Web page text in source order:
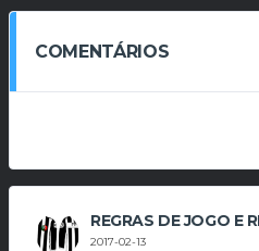
COMENTÁRIOS
REGRAS DE JOGO E
2017-02-13